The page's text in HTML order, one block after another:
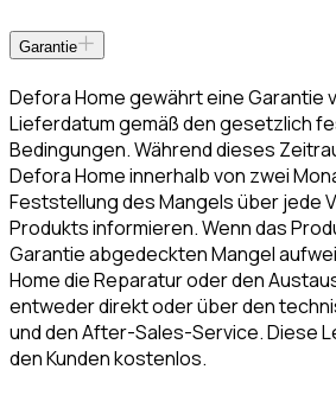
Garantie
Defora Home gewährt eine Garantie
Lieferdatum gemäß den gesetzlich
Bedingungen. Während dieses
Defora Home innerhalb von zwei
Feststellung des Mangels über jede
Produkts informieren. Wenn das
Garantie abgedeckten Mangel
Home die Reparatur oder den
entweder direkt oder über den
und den After-Sales-Service. Diese
den Kunden kostenlos.